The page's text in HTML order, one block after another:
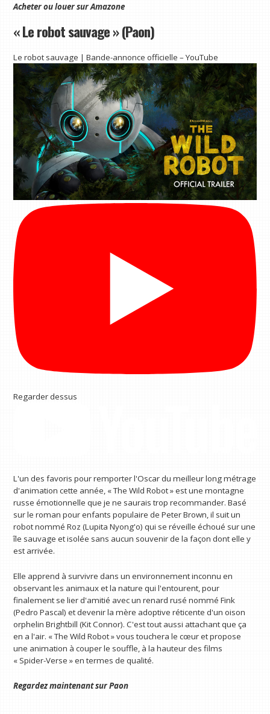
Acheter ou louer surAmazone
« Le robot sauvage » (Paon)
Le robot sauvage | Bande-annonce officielle – YouTube
Regarder dessus
L'un des favoris pour remporter l'Oscar du meilleur long métrage
d'animation cette année, « The Wild Robot » est une montagne
russe émotionnelle que je ne saurais trop recommander. Basé
sur le roman pour enfants populaire de Peter Brown, il suit un
robot nommé Roz (Lupita Nyong'o) qui se réveille échoué sur une
île sauvage et isolée sans aucun souvenir de la façon dont elle y
est arrivée.
Elle apprend à survivre dans un environnement inconnu en
observant les animaux et la nature qui l'entourent, pour
finalement se lier d'amitié avec un renard rusé nommé Fink
(Pedro Pascal) et devenir la mère adoptive réticente d'un oison
orphelin Brightbill (Kit Connor). C'est tout aussi attachant que ça
en a l'air. « The Wild Robot » vous touchera le cœur et propose
une animation à couper le souffle, à la hauteur des films
« Spider-Verse » en termes de qualité.
Regardez maintenant surPaon